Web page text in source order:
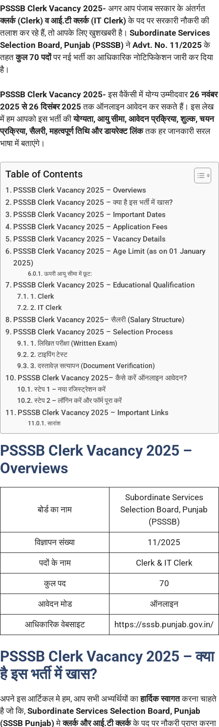
PSSSB Clerk Vacancy 2025- अगर आप पंजाब सरकार के अंतर्गत
क्लर्क (Clerk) व आई.टी क्लर्क (IT Clerk) के पद पर सरकारी नौकरी की
तलाश कर रहे हैं, तो आपके लिए खुशखबरी है। Subordinate Services
Selection Board, Punjab (PSSSB) ने Advt. No. 11/2025 के
तहतकुल 70 पदोंपर नई भर्ती का आधिकारिक नोटिफिकेशन जारी कर दिया
है।
PSSSB Clerk Vacancy 2025-इस वैकेंसी में योग्य उम्मीदवार26 नवंबर
2025 से 26 दिसंबर 2025 तक ऑनलाइन आवेदन कर सकते हैं। इस लेख
में हम आपको इस भर्ती कीयोग्यता, आयु सीमा, आवेदन प्रक्रिया, शुल्क, चयन
प्रक्रिया, सैलरी, महत्वपूर्ण तिथि और डायरेक्ट लिंकतक हर जानकारी सरल
भाषा में बताएंगे।
Table of Contents
PSSSB Clerk Vacancy 2025 – Overviews
PSSSB Clerk Vacancy 2025 – क्या है इस भर्ती में खास?
PSSSB Clerk Vacancy 2025 – Important Dates
PSSSB Clerk Vacancy 2025 – Application Fees
PSSSB Clerk Vacancy 2025 – Vacancy Details
PSSSB Clerk Vacancy 2025 – Age Limit (as on 01 January
2025)
ऊपरी आयु सीमा में छूट:
PSSSB Clerk Vacancy 2025 – Educational Qualification
1. Clerk
2. IT Clerk
PSSSB Clerk Vacancy 2025– सैलरी (Salary Structure)
PSSSB Clerk Vacancy 2025 – Selection Process
1. लिखित परीक्षा (Written Exam)
2. टाइपिंग टेस्ट
3. दस्तावेज़ सत्यापन (Document Verification)
PSSSB Clerk Vacancy 2025– कैसे करें ऑनलाइन आवेदन?
स्टेप 1 – नया रजिस्ट्रेशन करें
स्टेप 2 – लॉगिन करें और फॉर्म पूरा करें
PSSSB Clerk Vacancy 2025 – Important Links
सारांश
PSSSB Clerk Vacancy 2025 –
Overviews
बोर्ड का नाम
Subordinate Services
Selection Board, Punjab
(PSSSB)
विज्ञापन संख्या 11/2025
पदों के नाम Clerk & IT Clerk
कुल पद 70
आवेदन मोड ऑनलाइन
आधिकारिक वेबसाइट https://sssb.punjab.gov.in/
PSSSB Clerk Vacancy 2025 – क्या
है इस भर्ती में खास?
अपने इस आर्टिकल मे हम, आप सभी अभ्यर्थियों काहार्दिक स्वागतकरना चाहते
है जो कि, Subordinate Services Selection Board, Punjab
(SSSB Punjab)मेक्लर्क और आई.टी क्लर्कके पद पर नौकरी प्राप्त करना